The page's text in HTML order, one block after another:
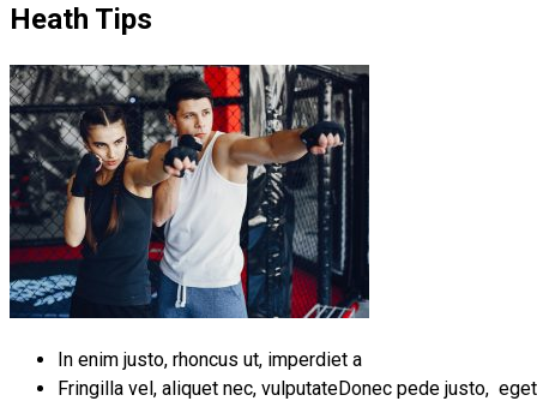
Heath Tips
In enim justo, rhoncus ut, imperdiet a
Fringilla vel, aliquet nec, vulputateDonec pede justo,